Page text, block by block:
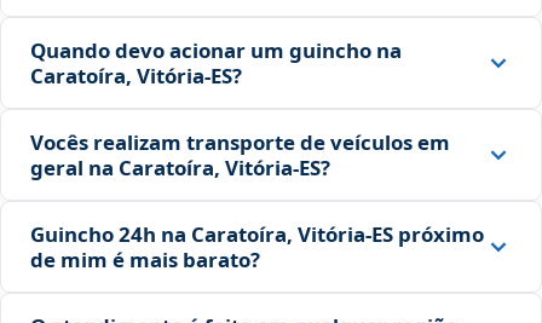
Quando devo acionar um guincho na
Caratoíra, Vitória‑ES?
Vocês realizam transporte de veículos em
geral na Caratoíra, Vitória‑ES?
Guincho 24h na Caratoíra, Vitória‑ES próximo
de mim é mais barato?